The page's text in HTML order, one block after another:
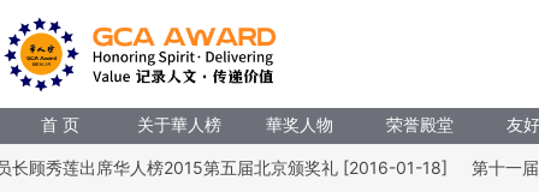
首 页 关于華人榜 華奖人物 荣誉殿堂 友
顾秀莲出席华人榜2015第五届北京颁奖礼 [2016-01-18] 第十一